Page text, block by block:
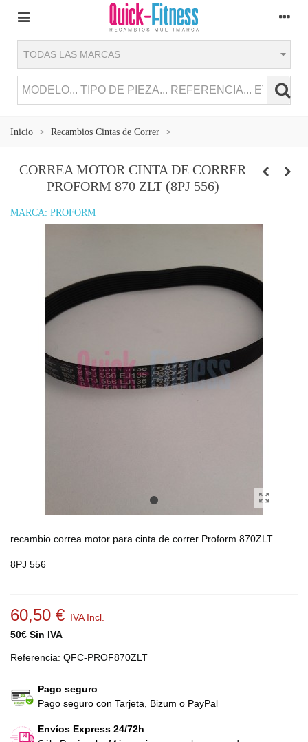
TODAS LAS MARCAS
Inicio > Recambios Cintas de Correr >
CORREA MOTOR CINTA DE CORRER
PROFORM 870 ZLT (8PJ 556)
MARCA: PROFORM
recambio correa motor para cinta de correr Proform 870ZLT
8PJ 556
60,50 € IVA Incl.
50€ Sin IVA
Referencia: QFC-PROF870ZLT
Pago seguro
Pago seguro con Tarjeta, Bizum o PayPal
Envíos Express 24/72h